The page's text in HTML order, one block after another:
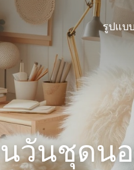
รูปแบ
วันชุดน